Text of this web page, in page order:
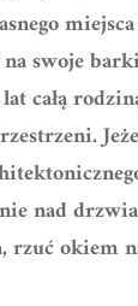
swoje
całą
nad
rzuć okiem